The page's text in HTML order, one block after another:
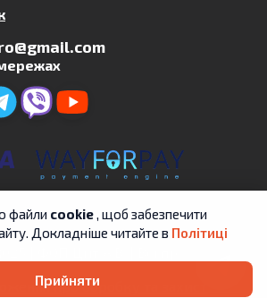
| ФОП Цит А.В. | Всі права
про обробку та захист
файли cookie, щоб забезпечити
Докладніше читайте в Політиці
Прийняти